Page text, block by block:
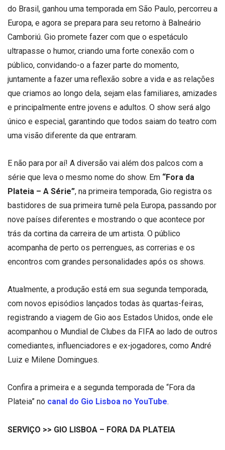
do Brasil, ganhou uma temporada em São Paulo, percorreu a
Europa, e agora se prepara para seu retorno à Balneário
Camboriú. Gio promete fazer com que o espetáculo
ultrapasse o humor, criando uma forte conexão com o
público, convidando-o a fazer parte do momento,
juntamente a fazer uma reflexão sobre a vida e as relações
que criamos ao longo dela, sejam elas familiares, amizades
e principalmente entre jovens e adultos. O show será algo
único e especial, garantindo que todos saiam do teatro com
uma visão diferente da que entraram.
E não para por aí! A diversão vai além dos palcos com a
série que leva o mesmo nome do show. Em “Fora da
Plateia – A Série”, na primeira temporada, Gio registra os
bastidores de sua primeira turnê pela Europa, passando por
nove países diferentes e mostrando o que acontece por
trás da cortina da carreira de um artista. O público
acompanha de perto os perrengues, as correrias e os
encontros com grandes personalidades após os shows.
Atualmente, a produção está em sua segunda temporada,
com novos episódios lançados todas às quartas-feiras,
registrando a viagem de Gio aos Estados Unidos, onde ele
acompanhou o Mundial de Clubes da FIFA ao lado de outros
comediantes, influenciadores e ex-jogadores, como André
Luiz e Milene Domingues.
Confira a primeira e a segunda temporada de “Fora da
Plateia” no canal do Gio Lisboa no YouTube.
SERVIÇO >> GIO LISBOA – FORA DA PLATEIA